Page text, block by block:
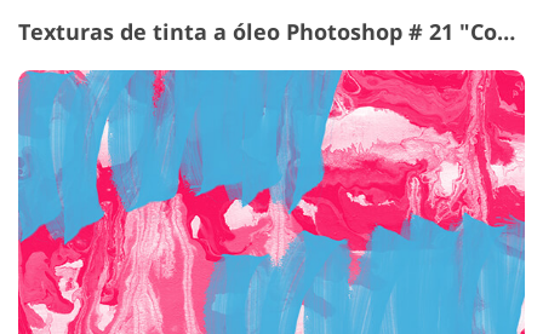
Texturas de tinta a óleo Photoshop # 21 "Contrast"